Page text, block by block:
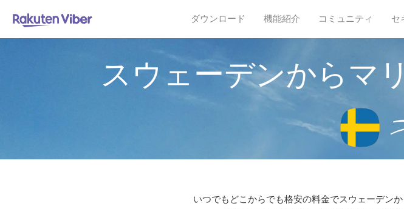
ダウンロード 機能紹介 コミュニティ セ
スウェーデンからマ
いつでもどこからでも格安の料金でスウェーデン